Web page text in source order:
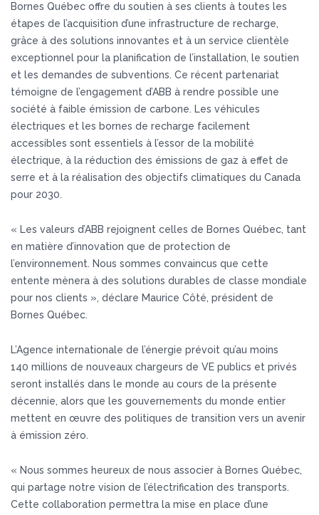
Bornes Québec offre du soutien à ses clients à toutes les
étapes de l’acquisition d’une infrastructure de recharge,
grâce à des solutions innovantes et à un service clientèle
exceptionnel pour la planification de l’installation, le soutien
et les demandes de subventions. Ce récent partenariat
témoigne de l’engagement d’ABB à rendre possible une
société à faible émission de carbone. Les véhicules
électriques et les bornes de recharge facilement
accessibles sont essentiels à l’essor de la mobilité
électrique, à la réduction des émissions de gaz à effet de
serre et à la réalisation des objectifs climatiques du Canada
pour 2030.
« Les valeurs d’ABB rejoignent celles de Bornes Québec, tant
en matière d’innovation que de protection de
l’environnement. Nous sommes convaincus que cette
entente mènera à des solutions durables de classe mondiale
pour nos clients », déclare Maurice Côté, président de
Bornes Québec.
L’Agence internationale de l’énergie prévoit qu’au moins
140 millions de nouveaux chargeurs de VE publics et privés
seront installés dans le monde au cours de la présente
décennie, alors que les gouvernements du monde entier
mettent en œuvre des politiques de transition vers un avenir
à émission zéro.
« Nous sommes heureux de nous associer à Bornes Québec,
qui partage notre vision de l’électrification des transports.
Cette collaboration permettra la mise en place d’une